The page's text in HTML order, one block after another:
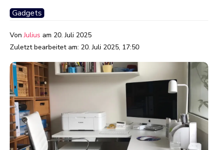
Gadgets
VonJulius am 20. Juli 2025
Zuletzt bearbeitet am: 20. Juli 2025, 17:50